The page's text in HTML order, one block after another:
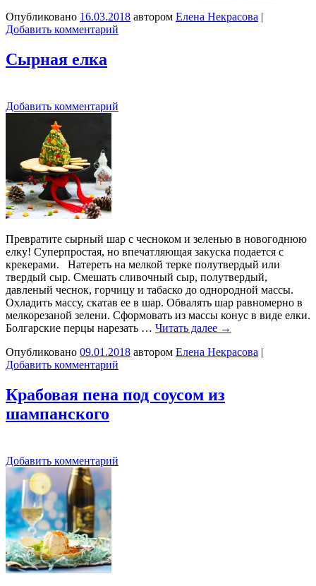
Опубликовано 16.03.2018 автором Елена Некрасова |
Добавить комментарий
Сырная елка
Добавить комментарий
Превратите сырный шар с чесноком и зеленью в новогоднюю
елку! Суперпростая, но впечатляющая закуска подается с
крекерами. Натереть на мелкой терке полутвердый или
твердый сыр. Смешать сливочный сыр, полутвердый,
давленый чеснок, горчицу и табаско до однородной массы.
Охладить массу, скатав ее в шар. Обвалять шар равномерно в
мелкорезаной зелени. Сформовать из массы конус в виде елки.
Болгарские перцы нарезать … Читать далее →
Опубликовано 09.01.2018 автором Елена Некрасова |
Добавить комментарий
Крабовая пена под соусом из
шампанского
Добавить комментарий